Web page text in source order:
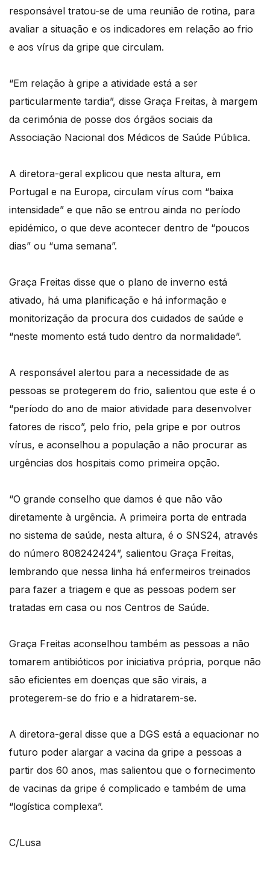
responsável tratou-se de uma reunião de rotina, para
avaliar a situação e os indicadores em relação ao frio
e aos vírus da gripe que circulam.
“Em relação à gripe a atividade está a ser
particularmente tardia”, disse Graça Freitas, à margem
da cerimónia de posse dos órgãos sociais da
Associação Nacional dos Médicos de Saúde Pública.
A diretora-geral explicou que nesta altura, em
Portugal e na Europa, circulam vírus com “baixa
intensidade” e que não se entrou ainda no período
epidémico, o que deve acontecer dentro de “poucos
dias” ou “uma semana”.
Graça Freitas disse que o plano de inverno está
ativado, há uma planificação e há informação e
monitorização da procura dos cuidados de saúde e
“neste momento está tudo dentro da normalidade”.
A responsável alertou para a necessidade de as
pessoas se protegerem do frio, salientou que este é o
“período do ano de maior atividade para desenvolver
fatores de risco”, pelo frio, pela gripe e por outros
vírus, e aconselhou a população a não procurar as
urgências dos hospitais como primeira opção.
“O grande conselho que damos é que não vão
diretamente à urgência. A primeira porta de entrada
no sistema de saúde, nesta altura, é o SNS24, através
do número 808242424”, salientou Graça Freitas,
lembrando que nessa linha há enfermeiros treinados
para fazer a triagem e que as pessoas podem ser
tratadas em casa ou nos Centros de Saúde.
Graça Freitas aconselhou também as pessoas a não
tomarem antibióticos por iniciativa própria, porque não
são eficientes em doenças que são virais, a
protegerem-se do frio e a hidratarem-se.
A diretora-geral disse que a DGS está a equacionar no
futuro poder alargar a vacina da gripe a pessoas a
partir dos 60 anos, mas salientou que o fornecimento
de vacinas da gripe é complicado e também de uma
“logística complexa”.
C/Lusa